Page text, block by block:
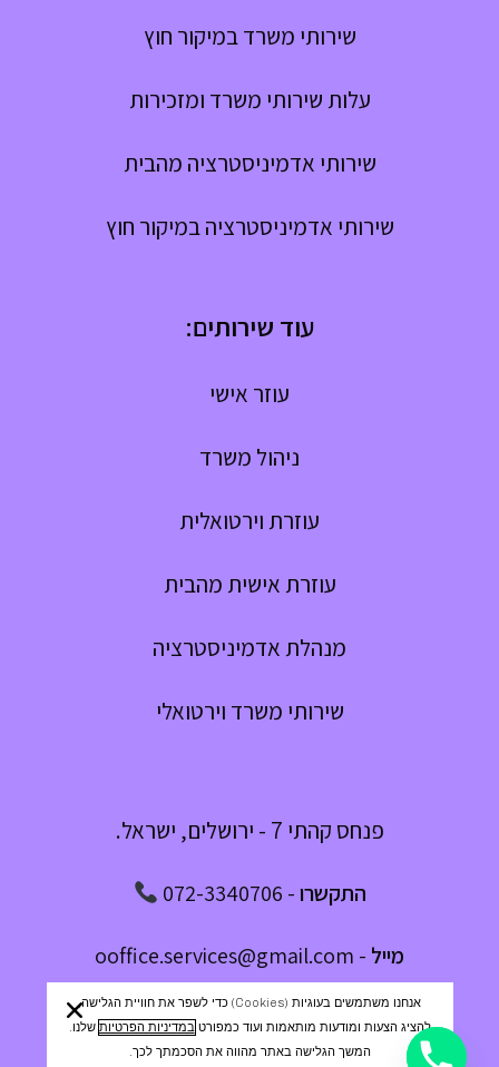
שירותי משרד במיקור חוץ
עלות שירותי משרד ומזכירות
שירותי אדמיניסטרציה מהבית
שירותי אדמיניסטרציה במיקור חוץ
עוד שירותים:
עוזר אישי
ניהול משרד
עוזרת וירטואלית
עוזרת אישית מהבית
מנהלת אדמיניסטרציה
שירותי משרד וירטואלי
פנחס קהתי 7 - ירושלים, ישראל.
התקשרו-
072-3340706
מייל -
ooffice.services@gmail.com
מדיניות פרטיות|הצהרת נגישות |אודות|יצירת קשר
אנחנו משתמשים בעוגיות (cookies) כדי לשפר את חוויית הגלישה,
להציג הצעות ומודעות מותאמות ועוד כמפורטבמדיניות הפרטיות שלנו.
המשך הגלישה באתר מהווה את הסכמתך לכך.